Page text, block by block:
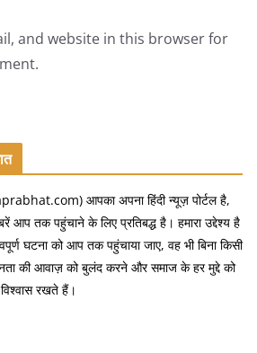
and website in this browser for
आपका अपना हिंदी न्यूज़ पोर्टल है,
आप तक पहुंचाने के लिए प्रतिबद्ध है। हमारा उद्देश्य है
घटना को आप तक पहुंचाया जाए, वह भी बिना किसी
की आवाज़ को बुलंद करने और समाज के हर मुद्दे को
रखते हैं।